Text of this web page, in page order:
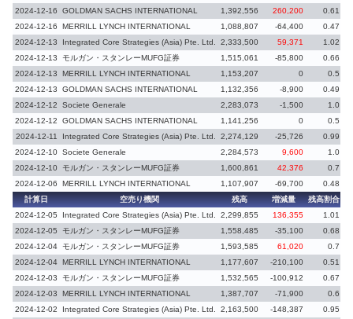
2024-12-16
GOLDMAN SACHS INTERNATIONAL 1,392,556 260,200 0.61
2024-12-16
MERRILL LYNCH INTERNATIONAL 1,088,807 -64,400 0.47
2024-12-13
Integrated Core Strategies (Asia) Pte. Ltd. 2,333,500 59,371 1.02
2024-12-13
モルガン・スタンレーMUFG証券 1,515,061 -85,800 0.66
2024-12-13
MERRILL LYNCH INTERNATIONAL 1,153,207 0 0.5
2024-12-13
GOLDMAN SACHS INTERNATIONAL 1,132,356 -8,900 0.49
2024-12-12
Societe Generale 2,283,073 -1,500
1.0
2024-12-12
GOLDMAN SACHS INTERNATIONAL 1,141,256 0
0.5
2024-12-11
Integrated Core Strategies (Asia) Pte. Ltd. 2,274,129 -25,726 0.99
2024-12-10 Societe Generale 2,284,573 9,600 1.0
2024-12-10 モルガン・スタンレーMUFG証券 1,600,861 42,376 0.7
2024-12-06
MERRILL LYNCH INTERNATIONAL 1,107,907 -69,700 0.48
計算日
空売り機関 残高 増減量 残高割合
2024-12-05
Integrated Core Strategies (Asia) Pte. Ltd. 2,299,855 136,355 1.01
2024-12-05
モルガン・スタンレーMUFG証券 1,558,485 -35,100 0.68
2024-12-04 モルガン・スタンレーMUFG証券 1,593,585 61,020 0.7
2024-12-04 MERRILL LYNCH INTERNATIONAL 1,177,607 -210,100 0.51
2024-12-03
モルガン・スタンレーMUFG証券 1,532,565 -100,912 0.67
2024-12-03
MERRILL LYNCH INTERNATIONAL 1,387,707 -71,900 0.6
2024-12-02
Integrated Core Strategies (Asia) Pte. Ltd. 2,163,500 -148,387 0.95